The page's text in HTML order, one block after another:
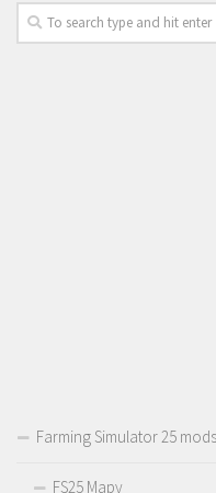
Farming Simulator 25 mods
FS25 Mapy